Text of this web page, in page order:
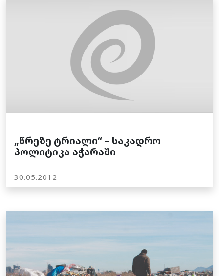
„წრეზე ტრიალი“ – საკადრო
პოლიტიკა აჭარაში
30.05.2012